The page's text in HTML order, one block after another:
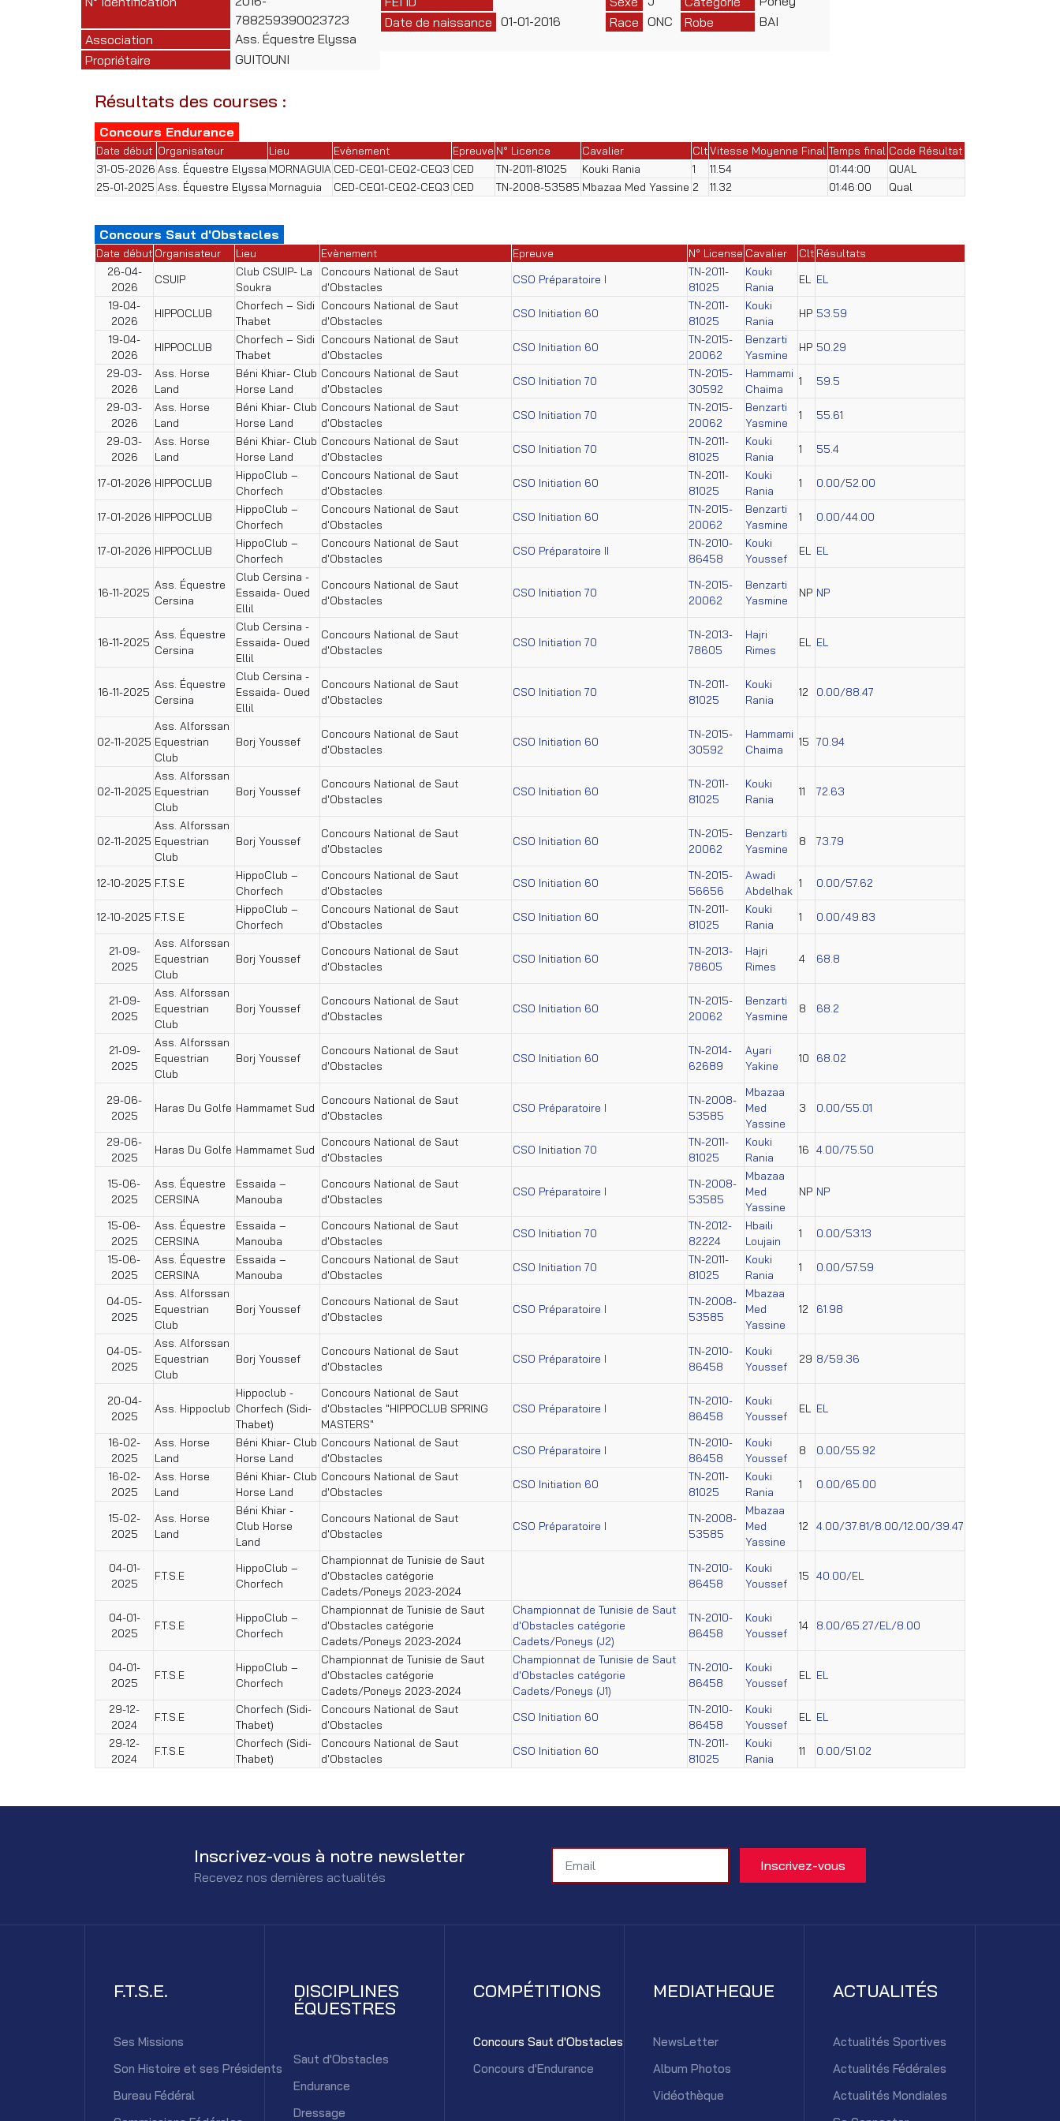
788259390023723
Association
Ass. Équestre Elyssa
Propriétaire
GUITOUNI
Date de naissance 01-01-2016
Race ONC
Robe
BAI
Résultats des courses :
Concours Endurance
Date début Organisateur Lieu Evènement Epreuve N° Licence Cavalier CltVitesse Moyenne Final Temps final Code Résultat
31-05-2026 Ass. Équestre Elyssa MORNAGUIA CED-CEQ1-CEQ2-CEQ3 CED TN-2011-81025 Kouki Rania 1 11.54 01:44:00
QUAL
25-01-2025 Ass. Équestre Elyssa Mornaguia CED-CEQ1-CEQ2-CEQ3 CED TN-2008-53585 Mbazaa Med Yassine 2 11.32 01:46:00 Qual
Concours Saut d'Obstacles
Date début Organisateur Lieu Evènement Epreuve N° License Cavalier Clt Résultats
26-04-
2026
CSUIP
Club CSUIP- La
Soukra
Concours National de Saut
d'Obstacles
CSO Préparatoire I
TN-2011-
81025
Kouki
Rania
EL EL
19-04-
2026
HIPPOCLUB
Chorfech – Sidi
Thabet
Concours National de Saut
d'Obstacles
CSO Initiation 60
TN-2011-
81025
Kouki
Rania
HP 53.59
19-04-
2026
HIPPOCLUB
Chorfech – Sidi
Thabet
Concours National de Saut
d'Obstacles
CSO Initiation 60
TN-2015-
20062
Benzarti
Yasmine
HP 50.29
29-03-
2026
Ass. Horse
Land
Béni Khiar- Club
Horse Land
Concours National de Saut
d'Obstacles
CSO Initiation 70
TN-2015-
30592
Hammami
Chaima
1 59.5
29-03-
2026
Ass. Horse
Land
Béni Khiar- Club
Horse Land
Concours National de Saut
d'Obstacles
CSO Initiation 70
TN-2015-
20062
Benzarti
Yasmine
1 55.61
29-03-
2026
Ass. Horse
Land
Béni Khiar- Club
Horse Land
Concours National de Saut
d'Obstacles
CSO Initiation 70
TN-2011-
81025
Kouki
Rania
1 55.4
17-01-2026 HIPPOCLUB
HippoClub –
Chorfech
Concours National de Saut
d'Obstacles
CSO Initiation 60
TN-2011-
81025
Kouki
Rania
1 0.00/52.00
17-01-2026 HIPPOCLUB
HippoClub –
Chorfech
Concours National de Saut
d'Obstacles
CSO Initiation 60
TN-2015-
20062
Benzarti
Yasmine
1 0.00/44.00
17-01-2026 HIPPOCLUB
HippoClub –
Chorfech
Concours National de Saut
d'Obstacles
CSO Préparatoire II
TN-2010-
86458
Kouki
Youssef
EL EL
16-11-2025
Ass. Équestre
Cersina
Club Cersina -
Essaida- Oued
Ellil
Concours National de Saut
d'Obstacles
CSO Initiation 70
TN-2015-
20062
Benzarti
Yasmine
NP NP
16-11-2025
Ass. Équestre
Cersina
Club Cersina -
Essaida- Oued
Ellil
Concours National de Saut
d'Obstacles
CSO Initiation 70
TN-2013-
78605
Hajri
Rimes
EL EL
16-11-2025
Ass. Équestre
Cersina
Club Cersina -
Essaida- Oued
Ellil
Concours National de Saut
d'Obstacles
CSO Initiation 70
TN-2011-
81025
Kouki
Rania
12 0.00/88.47
02-11-2025
Ass. Alforssan
Equestrian
Club
Borj Youssef
Concours National de Saut
d'Obstacles
CSO Initiation 60
TN-2015-
30592
Hammami
Chaima
15 70.94
02-11-2025
Ass. Alforssan
Equestrian
Club
Borj Youssef
Concours National de Saut
d'Obstacles
CSO Initiation 60
TN-2011-
81025
Kouki
Rania
11 72.63
02-11-2025
Ass. Alforssan
Equestrian
Club
Borj Youssef
Concours National de Saut
d'Obstacles
CSO Initiation 60
TN-2015-
20062
Benzarti
Yasmine
8 73.79
12-10-2025 F.T.S.E
HippoClub –
Chorfech
Concours National de Saut
d'Obstacles
CSO Initiation 60
TN-2015-
56656
Awadi
Abdelhak
1 0.00/57.62
12-10-2025 F.T.S.E
HippoClub –
Chorfech
Concours National de Saut
d'Obstacles
CSO Initiation 60
TN-2011-
81025
Kouki
Rania
1 0.00/49.83
21-09-
2025
Ass. Alforssan
Equestrian
Club
Borj Youssef
Concours National de Saut
d'Obstacles
CSO Initiation 60
TN-2013-
78605
Hajri
Rimes
4 68.8
21-09-
2025
Ass. Alforssan
Equestrian
Club
Borj Youssef
Concours National de Saut
d'Obstacles
CSO Initiation 60
TN-2015-
20062
Benzarti
Yasmine
8 68.2
21-09-
2025
Ass. Alforssan
Equestrian
Club
Borj Youssef
Concours National de Saut
d'Obstacles
CSO Initiation 60
TN-2014-
62689
Ayari
Yakine
10 68.02
29-06-
2025
Haras Du Golfe Hammamet Sud
Concours National de Saut
d'Obstacles
CSO Préparatoire I
TN-2008-
53585
Mbazaa
Med
Yassine
3 0.00/55.01
29-06-
2025
Haras Du Golfe Hammamet Sud
Concours National de Saut
d'Obstacles
CSO Initiation 70
TN-2011-
81025
Kouki
Rania
16 4.00/75.50
15-06-
2025
Ass. Équestre
CERSINA
Essaida –
Manouba
Concours National de Saut
d'Obstacles
CSO Préparatoire I
TN-2008-
53585
Mbazaa
Med
Yassine
NP NP
15-06-
2025
Ass. Équestre
CERSINA
Essaida –
Manouba
Concours National de Saut
d'Obstacles
CSO Initiation 70
TN-2012-
82224
Hbaili
Loujain
1 0.00/53.13
15-06-
2025
Ass. Équestre
CERSINA
Essaida –
Manouba
Concours National de Saut
d'Obstacles
CSO Initiation 70
TN-2011-
81025
Kouki
Rania
1 0.00/57.59
04-05-
2025
Ass. Alforssan
Equestrian
Club
Borj Youssef
Concours National de Saut
d'Obstacles
CSO Préparatoire I
TN-2008-
53585
Mbazaa
Med
Yassine
12 61.98
04-05-
2025
Ass. Alforssan
Equestrian
Club
Borj Youssef
Concours National de Saut
d'Obstacles
CSO Préparatoire I
TN-2010-
86458
Kouki
Youssef
29 8/59.36
20-04-
2025
Ass. Hippoclub
Hippoclub -
Chorfech (Sidi-
Thabet)
Concours National de Saut
d'Obstacles "HIPPOCLUB SPRING
MASTERS"
CSO Préparatoire I
TN-2010-
86458
Kouki
Youssef
EL EL
16-02-
2025
Ass. Horse
Land
Béni Khiar- Club
Horse Land
Concours National de Saut
d'Obstacles
CSO Préparatoire I
TN-2010-
86458
Kouki
Youssef
8 0.00/55.92
16-02-
2025
Ass. Horse
Land
Béni Khiar- Club
Horse Land
Concours National de Saut
d'Obstacles
CSO Initiation 60
TN-2011-
81025
Kouki
Rania
1 0.00/65.00
15-02-
2025
Ass. Horse
Land
Béni Khiar -
Club Horse
Land
Concours National de Saut
d'Obstacles
CSO Préparatoire I
TN-2008-
53585
Mbazaa
Med
Yassine
12 4.00/37.81/8.00/12.00/39.47
04-01-
2025
F.T.S.E
HippoClub –
Chorfech
Championnat de Tunisie de Saut
d'Obstacles catégorie
Cadets/Poneys 2023-2024
TN-2010-
86458
Kouki
Youssef
15 40.00/EL
04-01-
2025
F.T.S.E
HippoClub –
Chorfech
Championnat de Tunisie de Saut
d'Obstacles catégorie
Cadets/Poneys 2023-2024
Championnat de Tunisie de Saut
d'Obstacles catégorie
Cadets/Poneys (J2)
TN-2010-
86458
Kouki
Youssef
14 8.00/65.27/EL/8.00
04-01-
2025
F.T.S.E
HippoClub –
Chorfech
Championnat de Tunisie de Saut
d'Obstacles catégorie
Cadets/Poneys 2023-2024
Championnat de Tunisie de Saut
d'Obstacles catégorie
Cadets/Poneys (J1)
TN-2010-
86458
Kouki
Youssef
EL EL
29-12-
2024
F.T.S.E
Chorfech (Sidi-
Thabet)
Concours National de Saut
d'Obstacles
CSO Initiation 60
TN-2010-
86458
Kouki
Youssef
EL EL
29-12-
2024
F.T.S.E
Chorfech (Sidi-
Thabet)
Concours National de Saut
d'Obstacles
CSO Initiation 60
TN-2011-
81025
Kouki
Rania
11 0.00/51.02
Inscrivez-vous à notre newsletter
Recevez nos dernières actualités
F.T.S.E.
Ses Missions
Son Histoire et ses Présidents
Bureau Fédéral
DISCIPLINES
ÉQUESTRES
Saut d'Obstacles
Endurance
Dressage
COMPÉTITIONS
Concours Saut d'Obstacles
Concours d'Endurance
MEDIATHEQUE
NewsLetter
Album Photos
Vidéothèque
ACTUALITÉS
Actualités Sportives
Actualités Fédérales
Actualités Mondiales